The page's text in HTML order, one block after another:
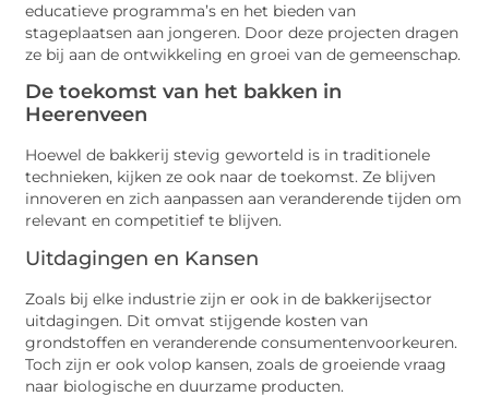
educatieve programma’s en het bieden van
stageplaatsen aan jongeren. Door deze projecten dragen
ze bij aan de ontwikkeling en groei van de gemeenschap.
De toekomst van het bakken in
Heerenveen
Hoewel de bakkerij stevig geworteld is in traditionele
technieken, kijken ze ook naar de toekomst. Ze blijven
innoveren en zich aanpassen aan veranderende tijden om
relevant en competitief te blijven.
Uitdagingen en Kansen
Zoals bij elke industrie zijn er ook in de bakkerijsector
uitdagingen. Dit omvat stijgende kosten van
grondstoffen en veranderende consumentenvoorkeuren.
Toch zijn er ook volop kansen, zoals de groeiende vraag
naar biologische en duurzame producten.